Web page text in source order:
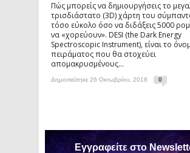
Πώς μπορείς να δημιουργήσεις το
τρισδιάστατο (3D) χάρτη του
τόσο εύκολο όσο να διδάξεις 5000
να «χορεύουν». DESI (the Dark Energy
Spectroscopic Instrument), είναι το
πειράματος που θα στοχεύει
απομακρυσμένους...
Δημοσιεύτηκε 26 Οκτωβρίου, 2018 0
Εγγραφείτε στο